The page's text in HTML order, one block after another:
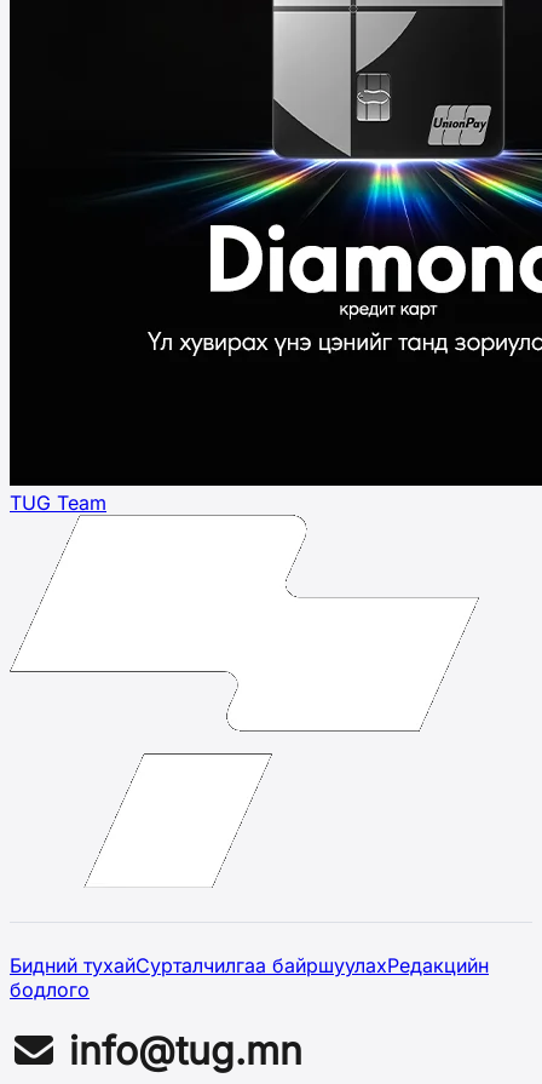
TUG Team
Бидний тухайСурталчилгаа байршуулахРедакцийн
бодлого
info@tug.mn